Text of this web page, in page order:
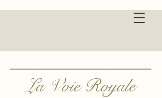
La Voie Royale